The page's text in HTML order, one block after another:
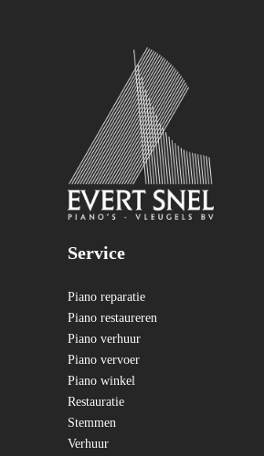
Service
Piano reparatie
Piano restaureren
Piano verhuur
Piano vervoer
Piano winkel
Restauratie
Stemmen
Verhuur